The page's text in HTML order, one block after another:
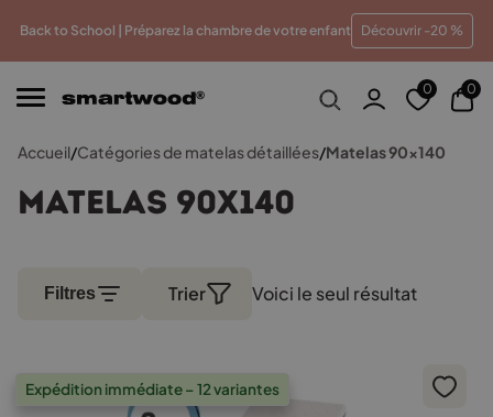
Back to School | Préparez la chambre de votre enfant Découvrir -20 %
meilleur prix Paiements en plusieurs fois sans frais
0 0
Accueil/Catégories de matelas détaillées/Matelas 90x140
Matelas 90x140
Filtres Trier Voici le seul résultat
Expédition immédiate – 12 variantes